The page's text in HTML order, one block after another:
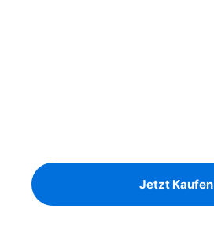
Jetzt Kaufen